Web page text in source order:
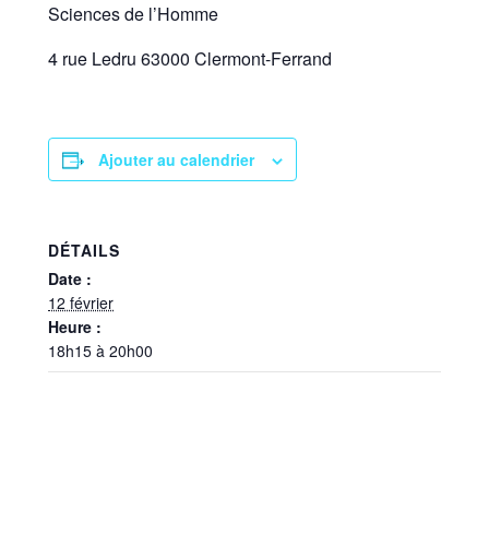
Sciences de l’Homme
4 rue Ledru 63000 Clermont-Ferrand
Ajouter au calendrier
DÉTAILS
Date :
12 février
Heure :
18h15 à 20h00